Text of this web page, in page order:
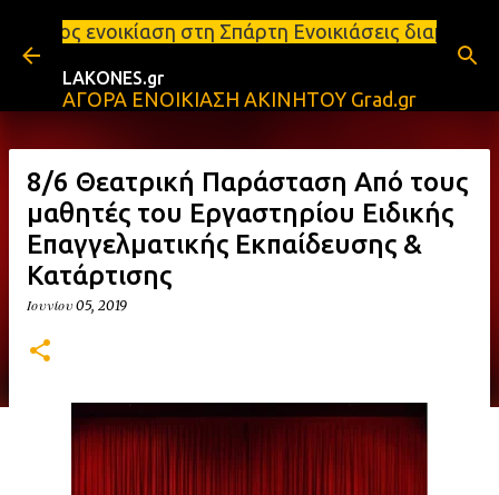
Μετάβαση στο κύριο περιεχόμενο
στη Σπάρτη Ενοικιάσεις διαμερισμάτων
LAKONES.gr
ΑΓΟΡΑ ΕΝΟΙΚΙΑΣΗ ΑΚΙΝΗΤΟΥ Grad.gr
8/6 Θεατρική Παράσταση Από τους
μαθητές του Εργαστηρίου Ειδικής
Επαγγελματικής Εκπαίδευσης &
Κατάρτισης
Ιουνίου 05, 2019